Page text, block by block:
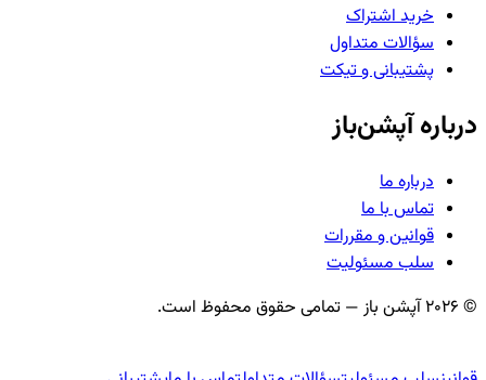
خرید اشتراک
سؤالات متداول
پشتیبانی و تیکت
درباره آپشن‌باز
درباره ما
تماس با ما
قوانین و مقررات
سلب مسئولیت
©
2026آپشن باز — تمامی حقوق محفوظ است.